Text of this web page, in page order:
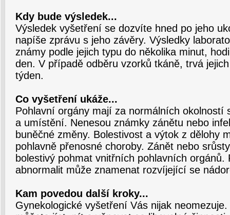
Kdy bude výsledek...
Výsledek vyšetření se dozvíte hned po jeho
napíše zprávu s jeho závěry. Výsledky
známy podle jejich typu do několika minut,
den. V případě odběru vzorků tkáně, trvá
týden.
Co vyšetření ukáže...
Pohlavní orgány mají za normálních okolností
a umístění. Nenesou známky zánětu nebo
buněčné změny. Bolestivost a výtok z dělohy
pohlavně přenosné choroby. Zánět nebo
bolestivý pohmat vnitřních pohlavních
abnormalit může znamenat rozvíjející se
Kam povedou další kroky...
Gynekologické vyšetření Vás nijak